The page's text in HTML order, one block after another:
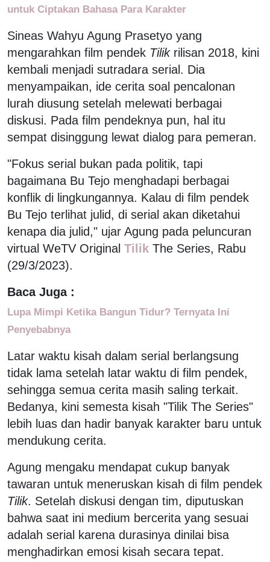
untuk Ciptakan Bahasa Para Karakter
Sineas Wahyu Agung Prasetyo yang
mengarahkan film pendek Tilikrilisan 2018, kini
kembali menjadi sutradara serial. Dia
menyampaikan, ide cerita soal pencalonan
lurah diusung setelah melewati berbagai
diskusi. Pada film pendeknya pun, hal itu
sempat disinggung lewat dialog para pemeran.
"Fokus serial bukan pada politik, tapi
bagaimana Bu Tejo menghadapi berbagai
konflik di lingkungannya. Kalau di film pendek
Bu Tejo terlihat julid, di serial akan diketahui
kenapa dia julid," ujar Agung pada peluncuran
virtual WeTV Original Tilik The Series, Rabu
(29/3/2023).
Baca Juga :
Lupa Mimpi Ketika Bangun Tidur? Ternyata Ini
Penyebabnya
Latar waktu kisah dalam serial berlangsung
tidak lama setelah latar waktu di film pendek,
sehingga semua cerita masih saling terkait.
Bedanya, kini semesta kisah "Tilik The Series"
lebih luas dan hadir banyak karakter baru untuk
mendukung cerita.
Agung mengaku mendapat cukup banyak
tawaran untuk meneruskan kisah di film pendek
Tilik. Setelah diskusi dengan tim, diputuskan
bahwa saat ini medium bercerita yang sesuai
adalah serial karena durasinya dinilai bisa
menghadirkan emosi kisah secara tepat.